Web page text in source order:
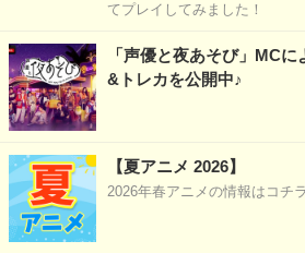
てプレイしてみました！
「声優と夜あそび」MC
&トレカを公開中♪
【夏アニメ 2026】
2026年春アニメの情報はコチ